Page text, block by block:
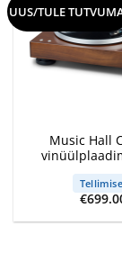
UUS/TULE
Music Hall
€